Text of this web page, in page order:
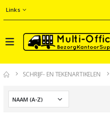
Links
SCHRIJF- EN TEKENARTIKELEN